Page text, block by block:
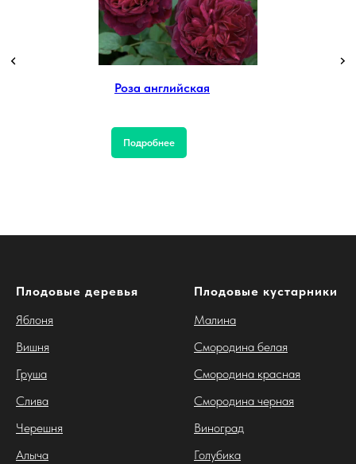
Роза английская
Подробнее
Плодовые деревья
Яблоня
Вишня
Груша
Слива
Черешня
Алыча
Плодовые кустарники
Малина
Смородина белая
Смородина красная
Смородина черная
Виноград
Голубика